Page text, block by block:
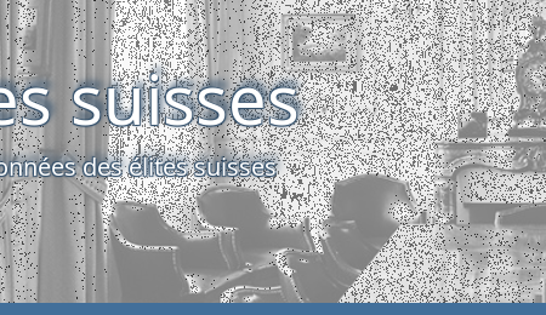
suisses
des élites suisses